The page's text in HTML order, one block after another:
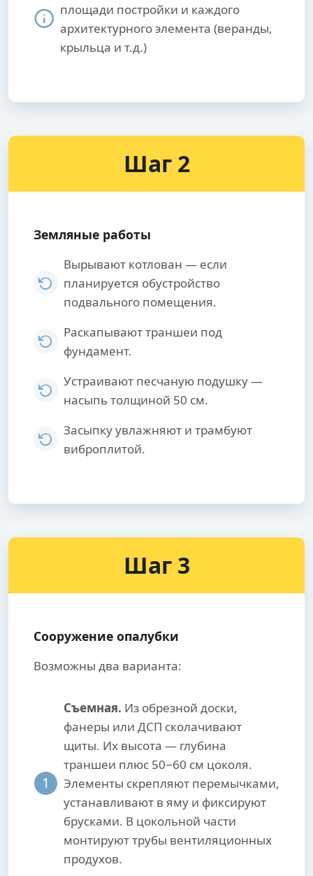
площади постройки и каждого
архитектурного элемента (веранды,
крыльца и т.д.)
Шаг 2
Земляные работы
Вырывают котлован — если
планируется обустройство
подвального помещения.
Раскапывают траншеи под
фундамент.
Устраивают песчаную подушку —
насыпь толщиной 50 см.
Засыпку увлажняют и трамбуют
виброплитой.
Шаг 3
Сооружение опалубки
Возможны два варианта:
1
Съемная. Из обрезной доски,
фанеры или ДСП сколачивают
щиты. Их высота — глубина
траншеи плюс 50−60 см цоколя.
Элементы скрепляют перемычками,
устанавливают в яму и фиксируют
брусками. В цокольной части
монтируют трубы вентиляционных
продухов.